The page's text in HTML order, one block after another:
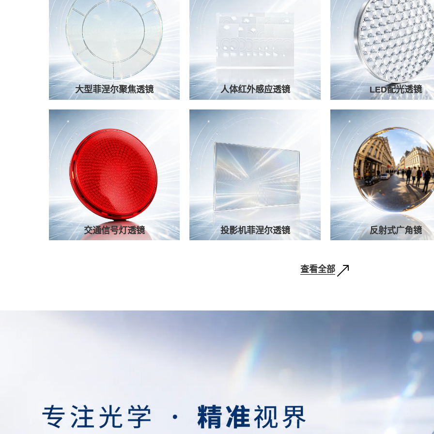
大型菲涅尔聚焦透镜 人体红外感应透镜 LED配光透镜
交通信号灯透镜 投影机菲涅尔透镜 反射式广角镜
查看全部